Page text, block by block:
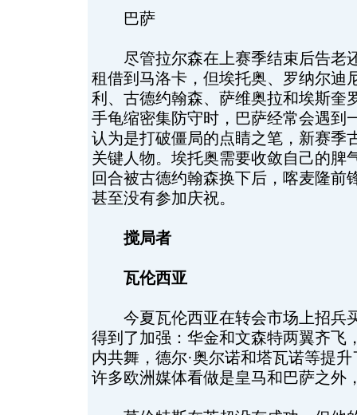
巴萨
尽管拉尔森在上赛季结束后告老
租借到马洛卡，但埃托奥、罗纳尔迪
利、古德约翰森、萨维奥拉和埃斯奎
手龟缩密集防守时，巴萨经常会遇到
认为是打破僵局的点睛之笔，新赛季
关键人物。埃托奥需要收敛自己的脾
回合被古德约翰森换下后，喀麦隆前
甚至没有参加庆祝。
搅局者
瓦伦西亚
今夏瓦伦西亚在转会市场上招兵买
得到了加强：华金和文森特两翼齐飞
内共舞，德尔·奥尔诺和塔瓦诺等提
许多欧洲媒体看做是皇马和巴萨之外